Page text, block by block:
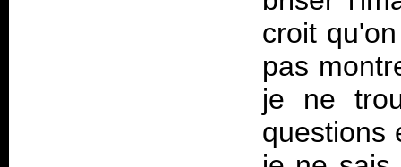
croit
pas
je ne
questions